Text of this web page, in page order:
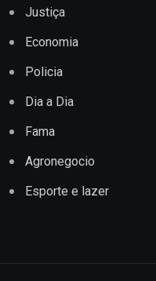
Justiça
Economia
Policia
Dia a Dia
Fama
Agronegocio
Esporte e lazer